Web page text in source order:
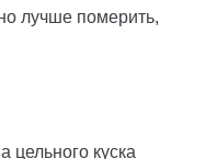
лучше померить,
куска